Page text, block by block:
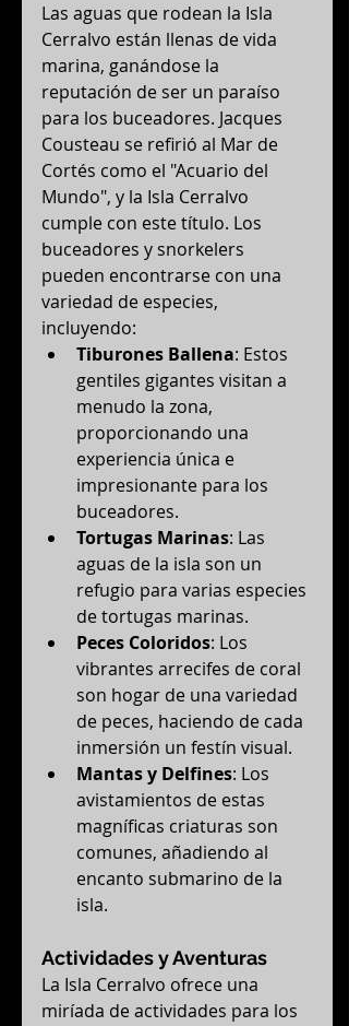
Las aguas que rodean la Isla
Cerralvo están llenas de vida
marina, ganándose la
reputación de ser un paraíso
para los buceadores. Jacques
Cousteau se refirió al Mar de
Cortés como el "Acuario del
Mundo", y la Isla Cerralvo
cumple con este título. Los
buceadores y snorkelers
pueden encontrarse con una
variedad de especies,
incluyendo:
Tiburones Ballena: Estos
gentiles gigantes visitan a
menudo la zona,
proporcionando una
experiencia única e
impresionante para los
buceadores.
Tortugas Marinas: Las
aguas de la isla son un
refugio para varias especies
de tortugas marinas.
Peces Coloridos: Los
vibrantes arrecifes de coral
son hogar de una variedad
de peces, haciendo de cada
inmersión un festín visual.
Mantas y Delfines: Los
avistamientos de estas
magníficas criaturas son
comunes, añadiendo al
encanto submarino de la
isla.
Actividades y Aventuras
La Isla Cerralvo ofrece una
miríada de actividades para los